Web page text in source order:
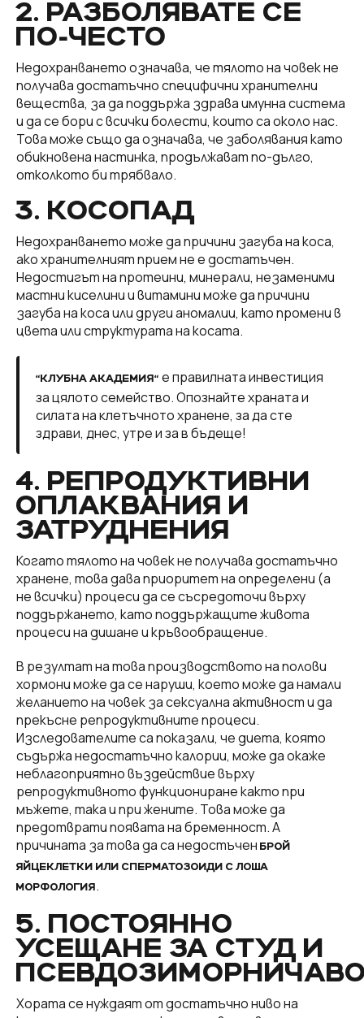
2. РАЗБОЛЯВАТЕ СЕ
ПО-ЧЕСТО
Недохранването означава, че тялото на човек не
получава достатъчно специфични хранителни
вещества, за да поддържа здрава имунна система
и да се бори с всички болести, които са около нас.
Това може също да означава, че заболявания като
обикновена настинка, продължават по-дълго,
отколкото би трябвало.
3. КОСОПАД
Недохранването може да причини загуба на коса,
ако хранителният прием не е достатъчен.
Недостигът на протеини, минерали, незаменими
мастни киселини и витамини може да причини
загуба на коса или други аномалии, като промени в
цвета или структурата на косата.
“КЛУБНА АКАДЕМИЯ“ е правилната инвестиция
за цялото семейство. Опознайте храната и
силата на клетъчното хранене, за да сте
здрави, днес, утре и за в бъдеще!
4. РЕПРОДУКТИВНИ
ОПЛАКВАНИЯ И
ЗАТРУДНЕНИЯ
Когато тялото на човек не получава достатъчно
хранене, това дава приоритет на определени (а
не всички) процеси да се съсредоточи върху
поддържането, като поддържащите живота
процеси на дишане и кръвообращение.
В резултат на това производството на полови
хормони може да се наруши, което може да намали
желанието на човек за сексуална активност и да
прекъсне репродуктивните процеси.
Изследователите са показали, че диета, която
съдържа недостатъчно калории, може да окаже
неблагоприятно въздействие върху
репродуктивното функциониране както при
мъжете, така и при жените. Това може да
предотврати появата на бременност. А
причината за това да са недостъчен БРОЙ
ЯЙЦЕКЛЕТКИ ИЛИ СПЕРМАТОЗОИДИ С ЛОША
МОРФОЛОГИЯ .
5. ПОСТОЯННО
УСЕЩАНЕ ЗА СТУД И
Хората се нуждаят от достатъчно ниво на